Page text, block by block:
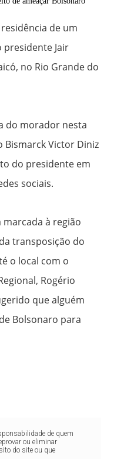
de um
Jair
no Rio Grande do
do morador nesta
Bismarck Victor Diniz
do presidente em
sociais.
marcada à região
transposição do
o local com o
Rogério
que alguém
Bolsonaro para
de quem
ou eliminar
do site ou que